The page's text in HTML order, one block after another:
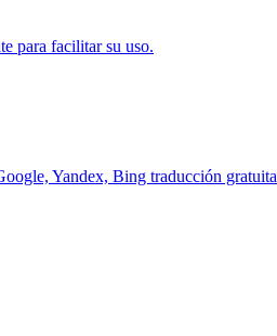
para facilitar su uso.
Yandex, Bing traducción gratuita